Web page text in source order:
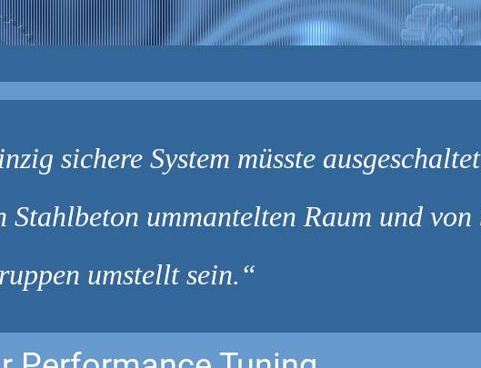
sichere System müsste
Stahlbeton ummantelten Raum und von
umstellt sein.